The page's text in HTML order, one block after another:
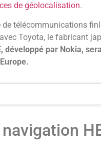
de géolocalisation.
de télécommunications
Toyota, le fabricant
développé par Nokia,